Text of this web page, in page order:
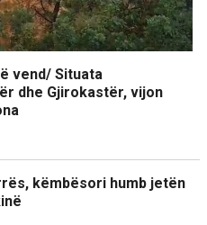
vend/ Situata
dhe Gjirokastër, vijon
këmbësori humb jetën